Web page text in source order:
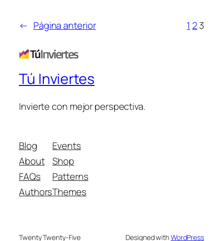
← Página anterior 1 23
Tú Inviertes
Invierte con mejor perspectiva.
Blog
About
FAQs
Authors
Events
Shop
Patterns
Themes
Twenty Twenty-Five Designed withWordPress